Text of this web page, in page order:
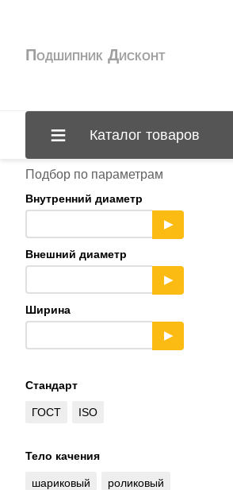
Подбор по параметрам
Внутренний диаметр
▶
Внешний диаметр
▶
Ширина
▶
Стандарт
ГОСТ ISO
Тело качения
шариковый роликовый
Подшипник Дисконт
Каталог товаров